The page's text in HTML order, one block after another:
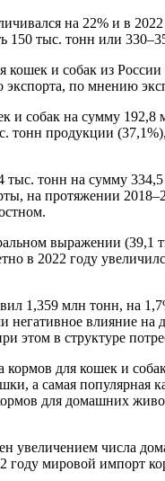
на 22% и в
тыс. тонн или
и собак из
по мнению
и собак на сумму
продукции
тонн на сумму
на протяжении
выражении
в 2022 году
1,359 млн тонн, на
влияние
в структуре
кормов для кошек и
а самая
для домашних
числа
мировой импорт